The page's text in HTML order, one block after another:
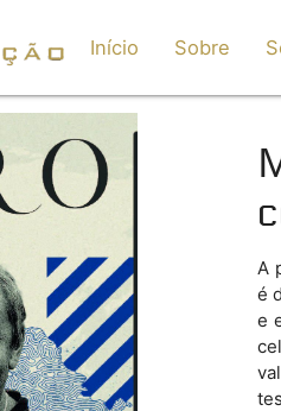
Início Sobre
A
é
e